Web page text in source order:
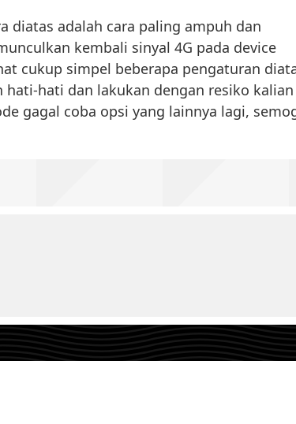
diatas adalah cara paling ampuh dan
kembali sinyal 4G pada device
cukup simpel beberapa pengaturan
hati-hati dan lakukan dengan resiko kalian
gagal coba opsi yang lainnya lagi,